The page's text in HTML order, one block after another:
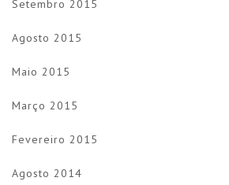
Setembro 2015
Agosto 2015
Maio 2015
Março 2015
Fevereiro 2015
Agosto 2014